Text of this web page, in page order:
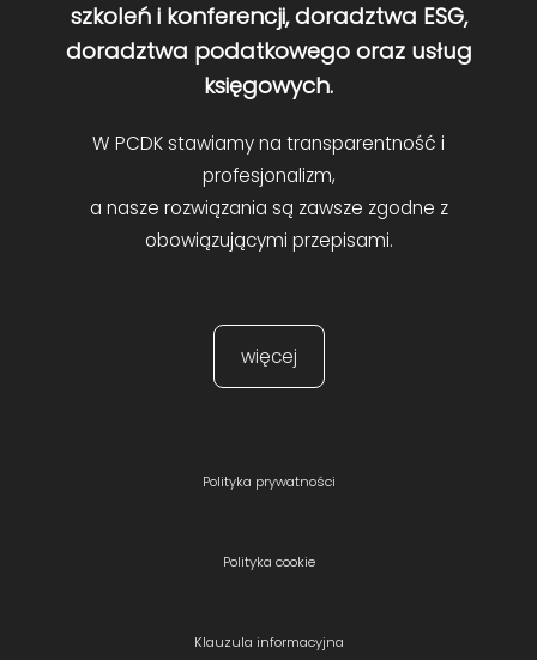
szkoleń i konferencji, doradztwa ESG,
doradztwa podatkowego oraz usług
księgowych.
W PCDK stawiamy na transparentność i
profesjonalizm,
a nasze rozwiązania są zawsze zgodne z
obowiązującymi przepisami.
więcej
Polityka prywatności
Polityka cookie
Klauzula informacyjna